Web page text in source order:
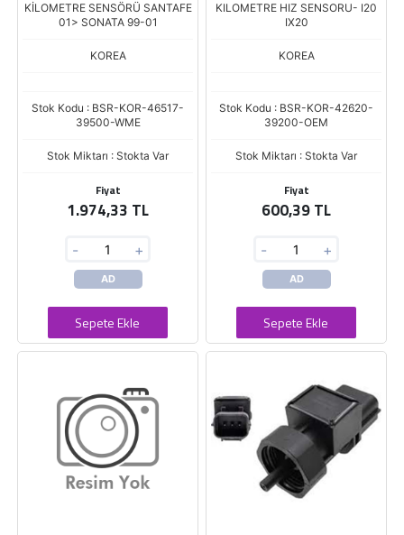
KİLOMETRE SENSÖRÜ SANTAFE
01> SONATA 99-01
KOREA
Stok Kodu : BSR-KOR-46517-
39500-WME
Stok Miktarı : Stokta Var
Fiyat
1.974,33 TL
- +
AD
Sepete Ekle
KILOMETRE HIZ SENSORU- I20
IX20
KOREA
Stok Kodu : BSR-KOR-42620-
39200-OEM
Stok Miktarı : Stokta Var
Fiyat
600,39 TL
- +
AD
Sepete Ekle